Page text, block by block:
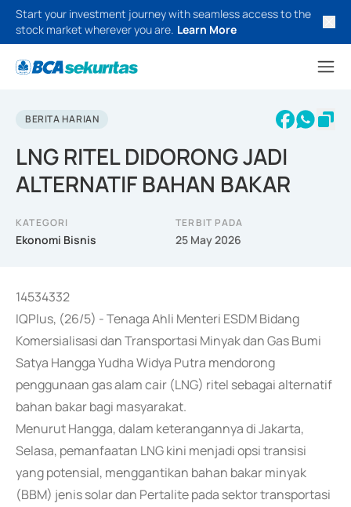
Start your investment journey with seamless access to the
stock market wherever you are. Learn More
BERITA HARIAN
LNG RITEL DIDORONG JADI
ALTERNATIF BAHAN BAKAR
KATEGORI
Ekonomi Bisnis
TERBIT PADA
25 May 2026
14534332
IQPlus, (26/5) - Tenaga Ahli Menteri ESDM Bidang
Komersialisasi dan Transportasi Minyak dan Gas Bumi
Satya Hangga Yudha Widya Putra mendorong
penggunaan gas alam cair (LNG) ritel sebagai alternatif
bahan bakar bagi masyarakat.
Menurut Hangga, dalam keterangannya di Jakarta,
Selasa, pemanfaatan LNG kini menjadi opsi transisi
yang potensial, menggantikan bahan bakar minyak
(BBM) jenis solar dan Pertalite pada sektor transportasi